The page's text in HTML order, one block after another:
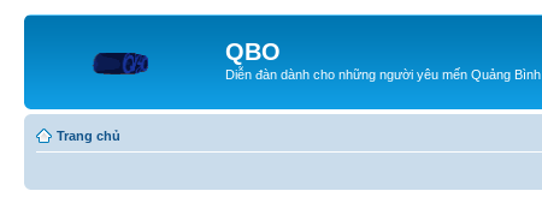
QBO
Diễn đàn dành cho những người yêu mến Quảng Bình
Trang chủ